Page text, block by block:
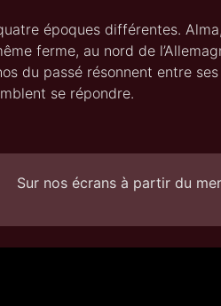
époques différentes.
ferme, au nord de
du passé résonnent entre
se répondre.
Sur nos écrans à partir du